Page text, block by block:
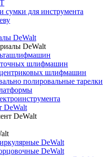
сумки для инструмента
DeWalt
DeWalt
шлифмашин
шлифмашин
полировальные тарелки
DeWalt
DeWalt
DeWalt
DeWalt